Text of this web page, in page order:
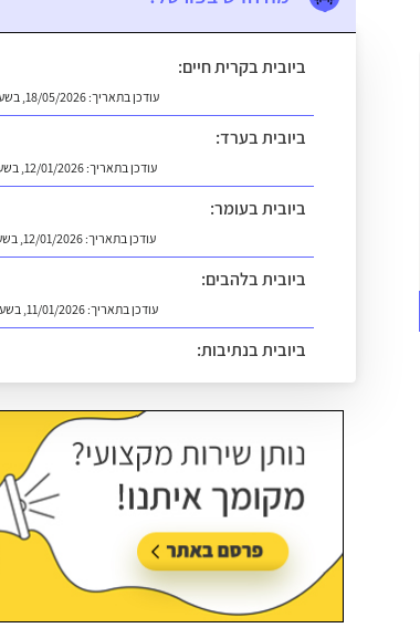
ביובית בקרית חיים:
עודכן בתאריך:18/05/2026, בשעה 14:08
ביובית בערד:
עודכן בתאריך:12/01/2026, בשעה 12:14
ביובית בעומר:
עודכן בתאריך:12/01/2026, בשעה 11:17
ביובית בלהבים:
עודכן בתאריך:11/01/2026, בשעה 09:59
ביובית בנתיבות:
עודכן בתאריך:18/05/2026, בשעה 14:13